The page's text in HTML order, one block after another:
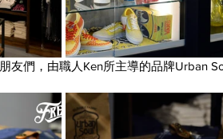
友們，由職人Ken所主導的品牌Urban